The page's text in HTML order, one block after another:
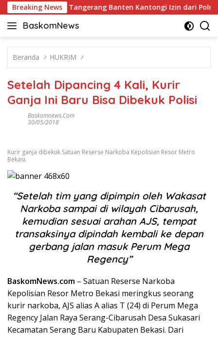
Langsung
ke
konten
Breaking News
di ICE BSD Tangerang Banten Kantongi Izin dari Polri
BaskomNews
Informasi
dan
Beranda HUKRIM
Setelah Dipancing 4 Kali, Kurir
Ganja Ini Baru Bisa Dibekuk Polisi
Baskomnews.com
30/05/2018
Kurir ganja dibekuk Satuan Reserse Narkoba Kepolisian Resor Metro
Bekasi.
“Setelah tim yang dipimpin oleh Wakasat
Narkoba sampai di wilayah Cibarusah,
kemudian sesuai arahan AJS, tempat
transaksinya dipindah kembali ke depan
gerbang jalan masuk Perum Mega
Regency”
BaskomNews.com – Satuan Reserse Narkoba
Kepolisian Resor Metro Bekasi meringkus seorang
kurir narkoba, AJS alias A alias T (24) di Perum Mega
Regency Jalan Raya Serang-Cibarusah Desa Sukasari
Kecamatan Serang Baru Kabupaten Bekasi. Dari